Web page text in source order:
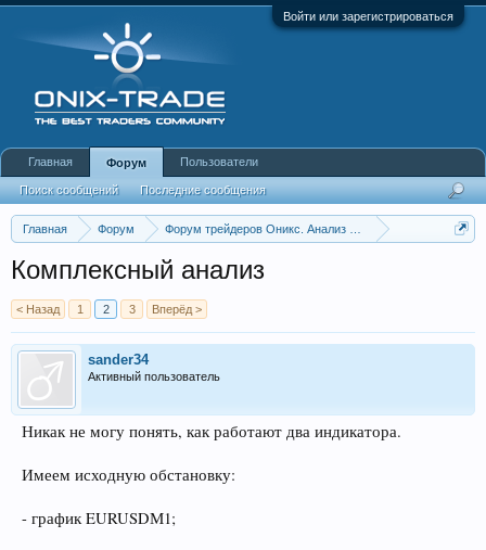
Войти или зарегистрироваться
Главная Форум
Форум трейдеров Оникс. Анализ и обсуждение рынка
Комплексный анализ
< Назад 1 2 3 Вперёд >
sander34
Активный пользователь
Никак не могу понять, как работают два индикатора.
Имеем исходную обстановку:
- график EURUSDМ1;
Главная Форум
Поиск сообщений Последние сообщения
Пользователи